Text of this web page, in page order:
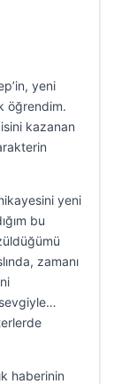
yeni
öğrendim.
kazanan
yeni
bu
zamanı
haberinin